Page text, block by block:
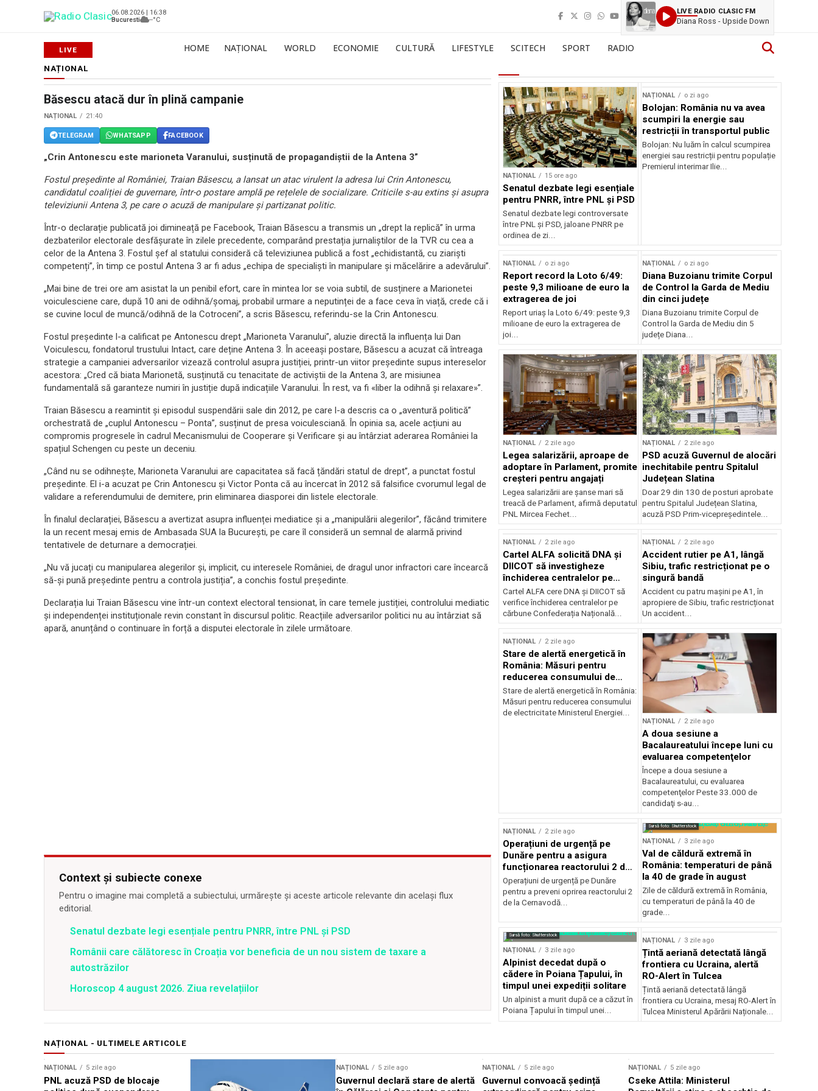
06.08.2026 | 16:38
Bucuresti
--°C
LIVE RADIO CLASIC FM
Diana Ross - Upside Down
HOME NAȚIONAL WORLD ECONOMIE CULTURĂ LIFESTYLE SCITECH SPORT RADIO
NAȚIONAL
Băsescu atacă dur în plină campanie
NAȚIONAL 21:40
TELEGRAM WHATSAPP FACEBOOK
„Crin Antonescu este marioneta Varanului, susținută de propagandiștii de la Antena 3”
Fostul președinte al României, Traian Băsescu, a lansat un atac virulent la adresa lui Crin Antonescu,
candidatul coaliției de guvernare, într-o postare amplă pe rețelele de socializare. Criticile s-au extins și asupra
televiziunii Antena 3, pe care o acuză de manipulare și partizanat politic.
Într-o declarație publicată joi dimineață pe Facebook, Traian Băsescu a transmis un „drept la replică” în urma
dezbaterilor electorale desfășurate în zilele precedente, comparând prestația jurnaliștilor de la TVR cu cea a
celor de la Antena 3. Fostul șef al statului consideră că televiziunea publică a fost „echidistantă, cu ziariști
competenți”, în timp ce postul Antena 3 ar fi adus „echipa de specialiști în manipulare și măcelărire a adevărului”.
„Mai bine de trei ore am asistat la un penibil efort, care în mintea lor se voia subtil, de susținere a Marionetei
voiculesciene care, după 10 ani de odihnă/șomaj, probabil urmare a neputinței de a face ceva în viață, crede că i
se cuvine locul de muncă/odihnă de la Cotroceni”, a scris Băsescu, referindu-se la Crin Antonescu.
Fostul președinte l-a calificat pe Antonescu drept „Marioneta Varanului”, aluzie directă la influența lui Dan
Voiculescu, fondatorul trustului Intact, care deține Antena 3. În aceeași postare, Băsescu a acuzat că întreaga
strategie a campaniei adversarilor vizează controlul asupra justiției, printr-un viitor președinte supus intereselor
acestora: „Cred că biata Marionetă, susținută cu tenacitate de activiștii de la Antena 3, are misiunea
fundamentală să garanteze numiri în justiție după indicațiile Varanului. În rest, va fi «liber la odihnă și relaxare»”.
Traian Băsescu a reamintit și episodul suspendării sale din 2012, pe care l-a descris ca o „aventură politică”
orchestrată de „cuplul Antonescu – Ponta”, susținut de presa voiculesciană. În opinia sa, acele acțiuni au
compromis progresele în cadrul Mecanismului de Cooperare și Verificare și au întârziat aderarea României la
spațiul Schengen cu peste un deceniu.
„Când nu se odihnește, Marioneta Varanului are capacitatea să facă țăndări statul de drept”, a punctat fostul
președinte. El i-a acuzat pe Crin Antonescu și Victor Ponta că au încercat în 2012 să falsifice cvorumul legal de
validare a referendumului de demitere, prin eliminarea diasporei din listele electorale.
În finalul declarației, Băsescu a avertizat asupra influenței mediatice și a „manipulării alegerilor”, făcând trimitere
la un recent mesaj emis de Ambasada SUA la București, pe care îl consideră un semnal de alarmă privind
tentativele de deturnare a democrației.
„Nu vă jucați cu manipularea alegerilor și, implicit, cu interesele României, de dragul unor infractori care încearcă
să-și pună președinte pentru a controla justiția”, a conchis fostul președinte.
Declarația lui Traian Băsescu vine într-un context electoral tensionat, în care temele justiției, controlului mediatic
și independenței instituționale revin constant în discursul politic. Reacțiile adversarilor politici nu au întârziat să
apară, anunțând o continuare în forță a disputei electorale în zilele următoare.
Context și subiecte conexe
Pentru o imagine mai completă a subiectului, urmărește și aceste articole relevante din același flux
editorial.
Senatul dezbate legi esențiale pentru PNRR, între PNL și PSD
Românii care călătoresc în Croația vor beneficia de un nou sistem de taxare a
autostrăzilor
Horoscop 4 august 2026. Ziua revelațiilor
NAȚIONAL 15 ore ago
Senatul dezbate legi esențiale
pentru PNRR, între PNL și PSD
Senatul dezbate legi controversate
între PNL și PSD, jaloane PNRR pe
ordinea de zi...
NAȚIONAL o zi ago
Bolojan: România nu va avea
scumpiri la energie sau
restricții în transportul public
Bolojan: Nu luăm în calcul scumpirea
energiei sau restricții pentru populație
Premierul interimar Ilie...
NAȚIONAL o zi ago
Report record la Loto 6/49:
peste 9,3 milioane de euro la
extragerea de joi
Report uriaș la Loto 6/49: peste 9,3
milioane de euro la extragerea de
joi...
NAȚIONAL o zi ago
Diana Buzoianu trimite Corpul
de Control la Garda de Mediu
din cinci județe
Diana Buzoianu trimite Corpul de
Control la Garda de Mediu din 5
județe Diana...
NAȚIONAL 2 zile ago
Legea salarizării, aproape de
adoptare în Parlament, promite
creșteri pentru angajați
Legea salarizării are șanse mari să
treacă de Parlament, afirmă deputatul
PNL Mircea Fechet...
NAȚIONAL 2 zile ago
PSD acuză Guvernul de alocări
inechitabile pentru Spitalul
Județean Slatina
Doar 29 din 130 de posturi aprobate
pentru Spitalul Județean Slatina,
acuză PSD Prim-vicepreședintele...
NAȚIONAL 2 zile ago
Cartel ALFA solicită DNA și
DIICOT să investigheze
închiderea centralelor pe
cărbune
Cartel ALFA cere DNA și DIICOT să
verifice închiderea centralelor pe
cărbune Confederația Națională...
NAȚIONAL 2 zile ago
Accident rutier pe A1, lângă
Sibiu, trafic restricționat pe o
singură bandă
Accident cu patru mașini pe A1, în
apropiere de Sibiu, trafic restricționat
Un accident...
NAȚIONAL 2 zile ago
Stare de alertă energetică în
România: Măsuri pentru
reducerea consumului de
electricitate
Stare de alertă energetică în România:
Măsuri pentru reducerea consumului
de electricitate Ministerul Energiei...
NAȚIONAL 2 zile ago
A doua sesiune a
Bacalaureatului începe luni cu
evaluarea competenţelor
Începe a doua sesiune a
Bacalaureatului, cu evaluarea
competenţelor Peste 33.000 de
candidaţi s-au...
NAȚIONAL 2 zile ago
Operațiuni de urgență pe
Dunăre pentru a asigura
funcționarea reactorului 2 de
la Cernavodă
Operațiuni de urgență pe Dunăre
pentru a preveni oprirea reactorului 2
de la Cernavodă...
Sursă foto: Shutterstock
NAȚIONAL 3 zile ago
Val de căldură extremă în
România: temperaturi de până
la 40 de grade în august
Zile de căldură extremă în România,
cu temperaturi de până la 40 de
grade...
Sursă foto: Shutterstock
NAȚIONAL 3 zile ago
Alpinist decedat după o
cădere în Poiana Țapului, în
timpul unei expediții solitare
Un alpinist a murit după ce a căzut în
Poiana Țapului în timpul unei...
NAȚIONAL 3 zile ago
Țintă aeriană detectată lângă
frontiera cu Ucraina, alertă
RO-Alert în Tulcea
Țintă aeriană detectată lângă
frontiera cu Ucraina, mesaj RO-Alert în
Tulcea Ministerul Apărării Naționale...
NAȚIONAL - ULTIMELE ARTICOLE
NAȚIONAL 5 zile ago
PNL acuză PSD de blocaje
NAȚIONAL 5 zile ago
Guvernul declară stare de alertă
NAȚIONAL 5 zile ago
Guvernul convoacă ședință
NAȚIONAL 5 zile ago
Cseke Attila: Ministerul